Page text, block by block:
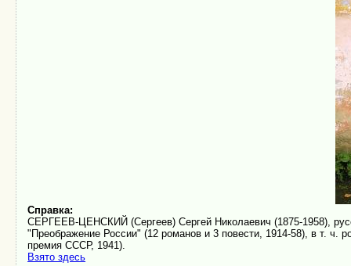
Справка:
СЕРГЕЕВ-ЦЕНСКИЙ (Сергеев) Сергей Николаевич (1875-1958),
"Преображение России" (12 романов и 3 повести, 1914-58), в т. ч.
премия СССР, 1941).
Взято здесь